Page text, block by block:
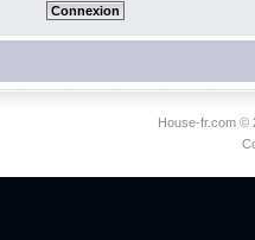
House-fr.com ©